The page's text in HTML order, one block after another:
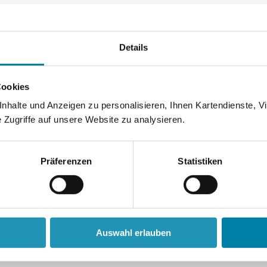
Details
und Anzeigen zu personalisieren, Ihnen Kartendienste,
auf unsere Website zu analysieren.
Präferenzen Statistiken
Auswahl erlauben
Bestellung überprüfen